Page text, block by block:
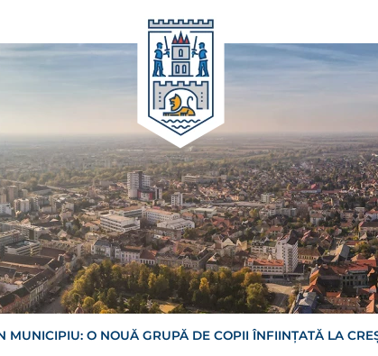
MUNICIPIU: O NOUĂ GRUPĂ DE COPII ÎNFIINȚATĂ LA